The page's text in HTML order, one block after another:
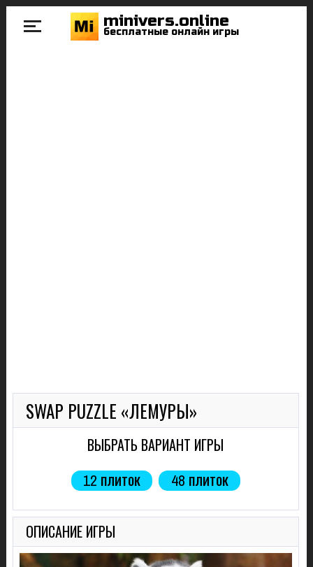
minivers.online
бесплатные онлайн игры
SWAP PUZZLE «ЛЕМУРЫ»
ВЫБРАТЬ ВАРИАНТ ИГРЫ
12 плиток 48 плиток
ОПИСАНИЕ ИГРЫ